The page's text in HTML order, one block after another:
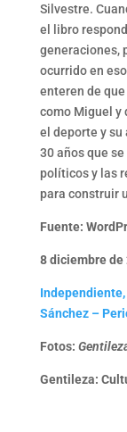
Silvestre.
el libro
generaciones,
ocurrido en
enteren de
como Miguel y
el deporte y su
30 años que
políticos y las
para construir
Fuente:
8 diciembre de
Sánchez –
Fotos:
Gentileza: